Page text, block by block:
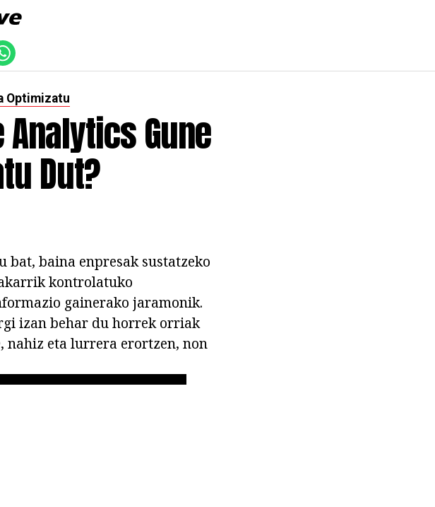
Optimizatu
Gune
Dut?
bat, baina enpresak sustatzeko
kontrolatuko
gainerako jaramonik.
izan behar du horrek orriak
nahiz eta lurrera erortzen, non